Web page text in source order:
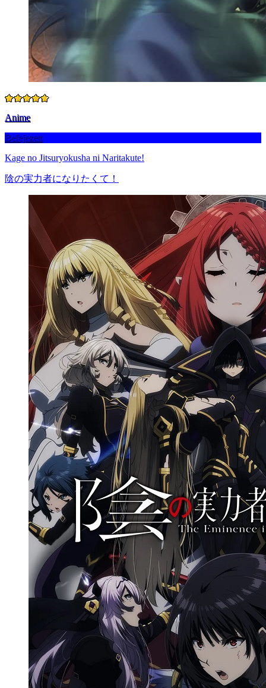
Anime
Befejezett
Kage no Jitsuryokusha ni Naritakute!
陰の実力者になりたくて！